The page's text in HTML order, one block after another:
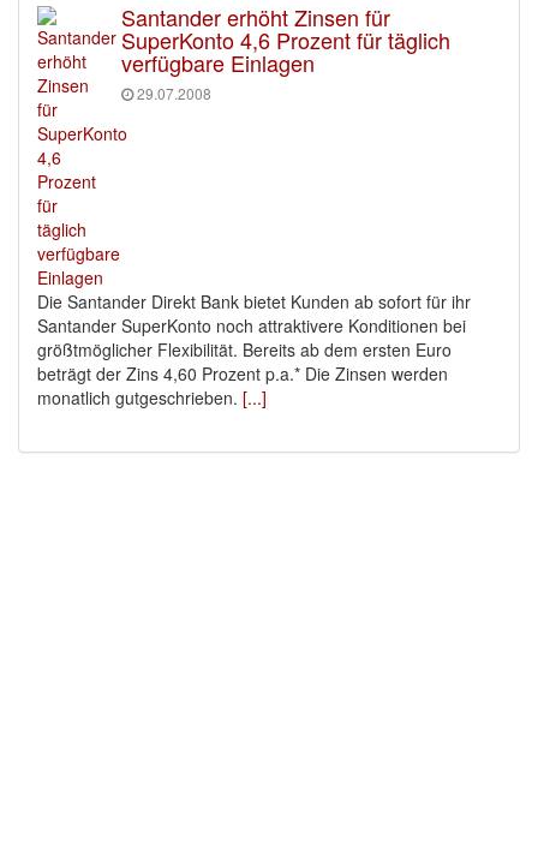
Santander erhöht Zinsen für
SuperKonto 4,6 Prozent für täglich
verfügbare Einlagen
29.07.2008
Die Santander Direkt Bank bietet Kunden ab sofort für ihr
Santander SuperKonto noch attraktivere Konditionen bei
größtmöglicher Flexibilität. Bereits ab dem ersten Euro
beträgt der Zins 4,60 Prozent p.a.* Die Zinsen werden
monatlich gutgeschrieben. [...]